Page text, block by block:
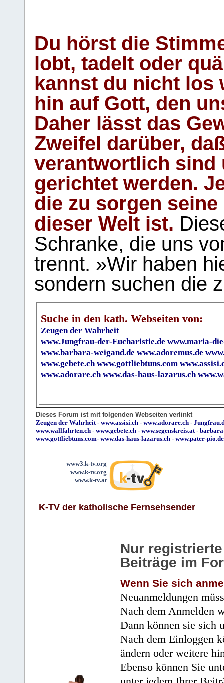
Du hörst die
lobt, tadelt oder
kannst du nicht los
hin auf Gott, den
Daher lässt das
Zweifel darüber,
verantwortlich sind
gerichtet werden.
die zu sorgen
dieser Welt ist.
Schranke, die uns
trennt. »Wir haben
sondern suchen die
Suche in den kath. Webseiten von:
Zeugen der Wahrheit
www.Jungfrau-der-Eucharistie.de www.maria-
www.barbara-weigand.de www.adoremus.de
www.gebete.ch www.gottliebtuns.com
www.adorare.ch www.das-haus-lazarus.ch
Dieses Forum ist mit folgenden Webseiten verlinkt
Zeugen der Wahrheit - www.assisi.ch - www.adorare.ch -
www.wallfahrten.ch - www.gebete.ch - www.segenskreis.at -
www.gottliebtuns.com- www.das-haus-lazarus.ch - www.pater-pio.de
www3.k-tv.org
www.k-tv.org
www.k-tv.at
K-TV der katholische Fernsehsender
Nur
Beiträge im
Wenn Sie sich
Neuanmeldungen
Nach dem Anmelden
Dann können sie sich
Nach dem Einloggen
ändern oder weitere
Ebenso können Sie